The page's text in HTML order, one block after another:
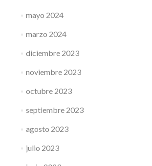
mayo 2024
marzo 2024
diciembre 2023
noviembre 2023
octubre 2023
septiembre 2023
agosto 2023
julio 2023